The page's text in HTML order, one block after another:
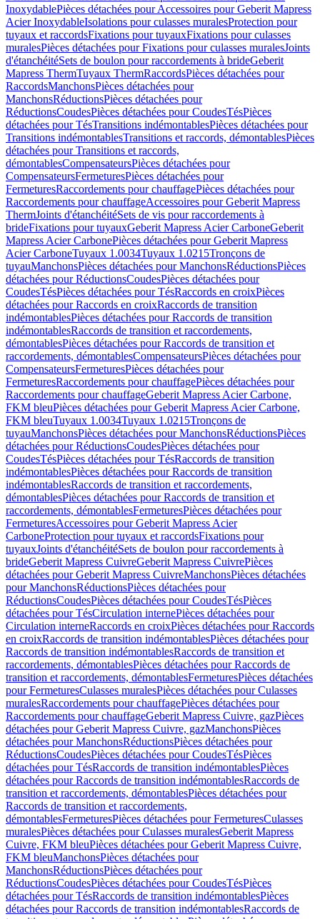
InoxydablePièces détachées pour Accessoires pour Geberit Mapress
Acier InoxydableIsolations pour culasses muralesProtection pour
tuyaux et raccordsFixations pour tuyauxFixations pour culasses
muralesPièces détachées pour Fixations pour culasses muralesJoints
d'étanchéitéSets de boulon pour raccordements à brideGeberit
Mapress ThermTuyaux ThermRaccordsPièces détachées pour
RaccordsManchonsPièces détachées pour
ManchonsRéductionsPièces détachées pour
RéductionsCoudesPièces détachées pour CoudesTésPièces
détachées pour TésTransitions indémontablesPièces détachées pour
Transitions indémontablesTransitions et raccords, démontablesPièces
détachées pour Transitions et raccords,
démontablesCompensateursPièces détachées pour
CompensateursFermeturesPièces détachées pour
FermeturesRaccordements pour chauffagePièces détachées pour
Raccordements pour chauffageAccessoires pour Geberit Mapress
ThermJoints d'étanchéitéSets de vis pour raccordements à
brideFixations pour tuyauxGeberit Mapress Acier CarboneGeberit
Mapress Acier CarbonePièces détachées pour Geberit Mapress
Acier CarboneTuyaux 1.0034Tuyaux 1.0215Tronçons de
tuyauManchonsPièces détachées pour ManchonsRéductionsPièces
détachées pour RéductionsCoudesPièces détachées pour
CoudesTésPièces détachées pour TésRaccords en croixPièces
détachées pour Raccords en croixRaccords de transition
indémontablesPièces détachées pour Raccords de transition
indémontablesRaccords de transition et raccordements,
démontablesPièces détachées pour Raccords de transition et
raccordements, démontablesCompensateursPièces détachées pour
CompensateursFermeturesPièces détachées pour
FermeturesRaccordements pour chauffagePièces détachées pour
Raccordements pour chauffageGeberit Mapress Acier Carbone,
FKM bleuPièces détachées pour Geberit Mapress Acier Carbone,
FKM bleuTuyaux 1.0034Tuyaux 1.0215Tronçons de
tuyauManchonsPièces détachées pour ManchonsRéductionsPièces
détachées pour RéductionsCoudesPièces détachées pour
CoudesTésPièces détachées pour TésRaccords de transition
indémontablesPièces détachées pour Raccords de transition
indémontablesRaccords de transition et raccordements,
démontablesPièces détachées pour Raccords de transition et
raccordements, démontablesFermeturesPièces détachées pour
FermeturesAccessoires pour Geberit Mapress Acier
CarboneProtection pour tuyaux et raccordsFixations pour
tuyauxJoints d'étanchéitéSets de boulon pour raccordements à
brideGeberit Mapress CuivreGeberit Mapress CuivrePièces
détachées pour Geberit Mapress CuivreManchonsPièces détachées
pour ManchonsRéductionsPièces détachées pour
RéductionsCoudesPièces détachées pour CoudesTésPièces
détachées pour TésCirculation internePièces détachées pour
Circulation interneRaccords en croixPièces détachées pour Raccords
en croixRaccords de transition indémontablesPièces détachées pour
Raccords de transition indémontablesRaccords de transition et
raccordements, démontablesPièces détachées pour Raccords de
transition et raccordements, démontablesFermeturesPièces détachées
pour FermeturesCulasses muralesPièces détachées pour Culasses
muralesRaccordements pour chauffagePièces détachées pour
Raccordements pour chauffageGeberit Mapress Cuivre, gazPièces
détachées pour Geberit Mapress Cuivre, gazManchonsPièces
détachées pour ManchonsRéductionsPièces détachées pour
RéductionsCoudesPièces détachées pour CoudesTésPièces
détachées pour TésRaccords de transition indémontablesPièces
détachées pour Raccords de transition indémontablesRaccords de
transition et raccordements, démontablesPièces détachées pour
Raccords de transition et raccordements,
démontablesFermeturesPièces détachées pour FermeturesCulasses
muralesPièces détachées pour Culasses muralesGeberit Mapress
Cuivre, FKM bleuPièces détachées pour Geberit Mapress Cuivre,
FKM bleuManchonsPièces détachées pour
ManchonsRéductionsPièces détachées pour
RéductionsCoudesPièces détachées pour CoudesTésPièces
détachées pour TésRaccords de transition indémontablesPièces
détachées pour Raccords de transition indémontablesRaccords de